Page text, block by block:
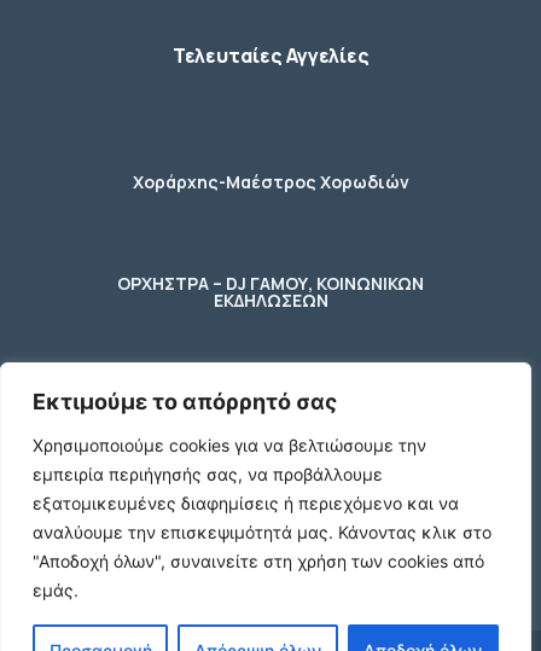
Εκτιμούμε το απόρρητό σας
Χρησιμοποιούμε cookies για να βελτιώσουμε την
εμπειρία περιήγησής σας, να προβάλλουμε
εξατομικευμένες διαφημίσεις ή περιεχόμενο και να
αναλύουμε την επισκεψιμότητά μας. Κάνοντας κλικ στο
"Αποδοχή όλων", συναινείτε στη χρήση των cookies από
εμάς.
Τελευταίες Αγγελίες
Χοράρχης-Μαέστρος Χορωδιών
ΟΡΧΗΣΤΡΑ – DJ ΓΑΜΟΥ, ΚΟΙΝΩΝΙΚΩΝ
ΕΚΔΗΛΩΣΕΩΝ
φύλακας – κηπουρος
2 Ποτήρια μπύρας ενός λίτρου (1 L)
γυάλινα με χερούλι
€10